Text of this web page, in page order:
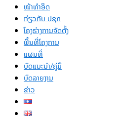
ໜ້າທຳອິດ
ກ່ຽວກັບ ປຊກ
ໂຄງຮ່າງການຈັດຕັ້ງ
ພື້ນທີ່ໂຄງການ
ແຜນທີ່
ບົດແນະນໍາ/ຄູ່ມື
ບົດລາຍງານ
ຂ່າວ